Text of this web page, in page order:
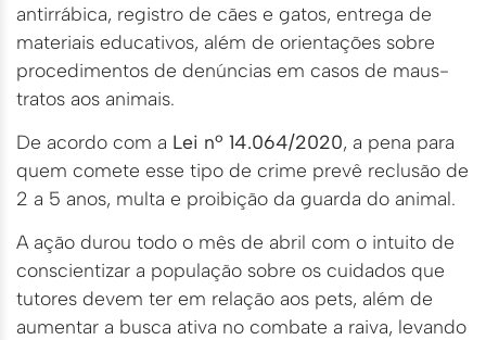
antirrábica, registro de cães e gatos, entrega de
materiais educativos, além de orientações sobre
procedimentos de denúncias em casos de maus-
tratos aos animais.
De acordo com a Lei nº 14.064/2020, a pena para
quem comete esse tipo de crime prevê reclusão de
2 a 5 anos, multa e proibição da guarda do animal.
A ação durou todo o mês de abril com o intuito de
conscientizar a população sobre os cuidados que
tutores devem ter em relação aos pets, além de
aumentar a busca ativa no combate a raiva, levando